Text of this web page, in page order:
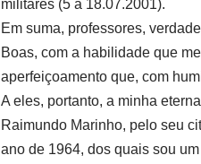
militares (5 a 18.07.2001).
Em suma, professores,
Boas, com a habilidade que
aperfeiçoamento que, com
A eles, portanto, a minha
Raimundo Marinho, pelo seu
ano de 1964, dos quais sou